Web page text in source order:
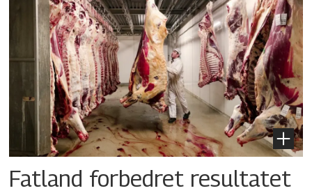
Fatland forbedret resultatet